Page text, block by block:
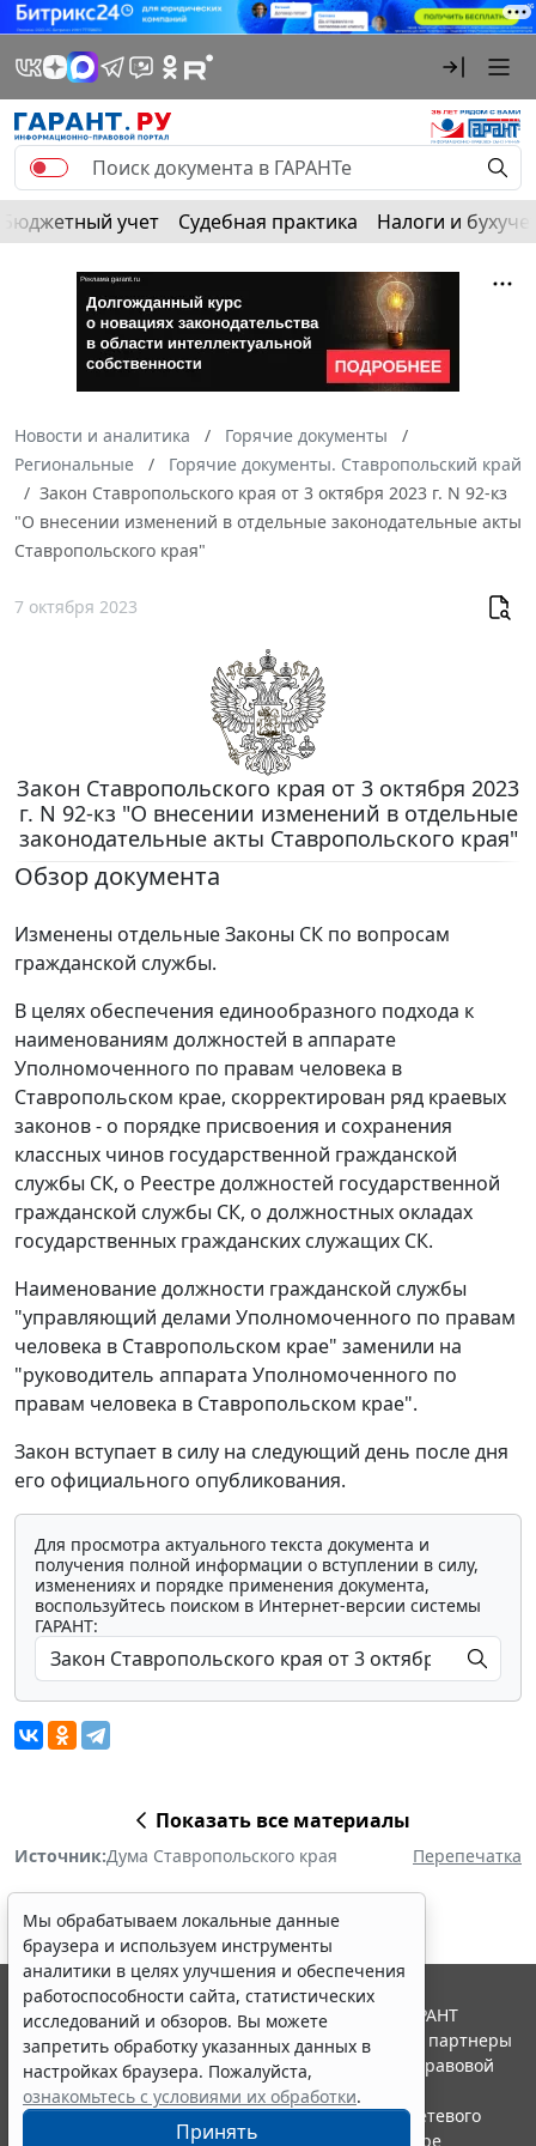
Бюджетный учет Судебная практика Налоги и
Новости и аналитика
Горячие документы
Региональные
Горячие документы. Ставропольский край
Закон Ставропольского края от 3 октября 2023 г. N 92-кз
"О внесении изменений в отдельные законодательные акты
Ставропольского края"
7 октября 2023
Закон Ставропольского края от 3 октября 2023
г. N 92-кз "О внесении изменений в отдельные
законодательные акты Ставропольского края"
Обзор документа
Изменены отдельные Законы СК по вопросам
гражданской службы.
В целях обеспечения единообразного подхода к
наименованиям должностей в аппарате
Уполномоченного по правам человека в
Ставропольском крае, скорректирован ряд краевых
законов - о порядке присвоения и сохранения
классных чинов государственной гражданской
службы СК, о Реестре должностей государственной
гражданской службы СК, о должностных окладах
государственных гражданских служащих СК.
Наименование должности гражданской службы
"управляющий делами Уполномоченного по правам
человека в Ставропольском крае" заменили на
"руководитель аппарата Уполномоченного по
правам человека в Ставропольском крае".
Закон вступает в силу на следующий день после дня
его официального опубликования.
Для просмотра актуального текста документа и
получения полной информации о вступлении в силу,
изменениях и порядке применения документа,
воспользуйтесь поиском в Интернет-версии системы
ГАРАНТ:
Показать все материалы
Источник:Дума Ставропольского края Перепечатка
Мы обрабатываем локальные данные
браузера и используем инструменты
аналитики в целях улучшения и обеспечения
работоспособности сайта, статистических
исследований и обзоров. Вы можете
запретить обработку указанных данных в
настройках браузера. Пожалуйста,
ознакомьтесь с условиями их обработки.
Принять
© ООО "НПП "ГАРАНТ-СЕРВИС", 2026. Система ГАРАНТ
выпускается с 1990 года. Компания "Гарант" и ее партнеры
являются участниками Российской ассоциации правовой
информации ГАРАНТ.
Портал ГАРАНТ.РУ зарегистрирован в качестве сетевого
издания Федеральной службой по надзору в сфере